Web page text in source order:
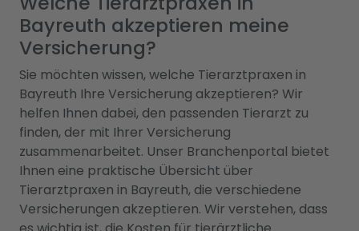
Bayreuth akzeptieren meine
Versicherung?
Sie möchten wissen, welche Tierarztpraxen in
Bayreuth Ihre Versicherung akzeptieren? Wir
helfen Ihnen dabei, den passenden Tierarzt zu
finden, der mit Ihrer Versicherung
zusammenarbeitet. Unser Branchenportal bietet
Ihnen eine praktische Übersicht über
Tierarztpraxen in Bayreuth, die verschiedene
Versicherungen akzeptieren. Wir verstehen, dass